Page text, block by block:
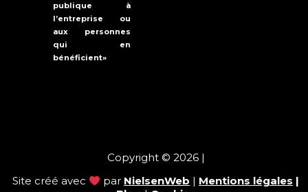
publique à
l’entreprise ou
aux personnes
qui en
bénéficient»
Copyright © 2026 |
Site créé avec
par NielsenWeb | Mentions légales |